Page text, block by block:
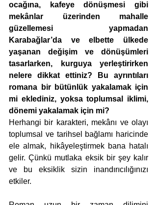
ocağına, kafeye dönüşmesi gibi
mekânlar üzerinden mahalle
güzellemesi yapmadan
Karabağlar’da ve elbette ülkede
yaşanan değişim ve dönüşümleri
tasarlarken, kurguya yerleştirirken
nelere dikkat ettiniz? Bu ayrıntıları
romana bir bütünlük yakalamak için
mi eklediniz, yoksa toplumsal iklimi,
dönemi yakalamak için mi?
Herhangi bir karakteri, mekânı ve olayı
toplumsal ve tarihsel bağlamı haricinde
ele almak, hikâyeleştirmek bana hatalı
gelir. Çünkü mutlaka eksik bir şey kalır
ve bu eksiklik sizin inandırıcılığınızı
etkiler.